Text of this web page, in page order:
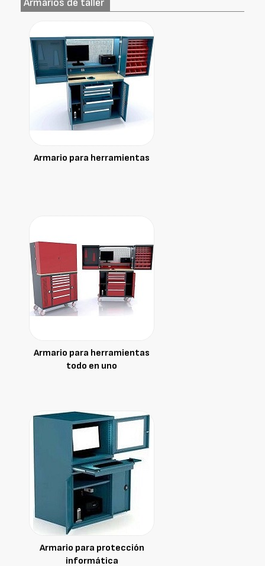
Armarios de taller
Armario para herramientas
Armario para herramientas
todo en uno
Armario para protección
informática